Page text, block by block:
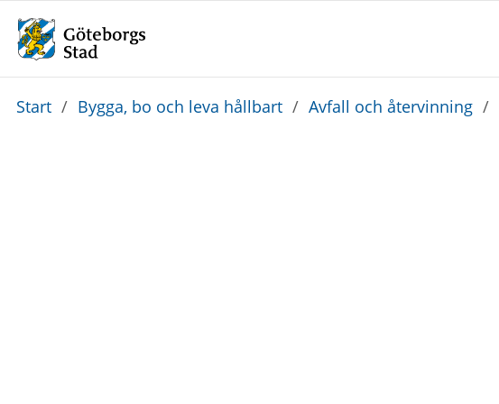
Du
Start / Bygga, bo och leva hållbart / Avfall och återvinning /